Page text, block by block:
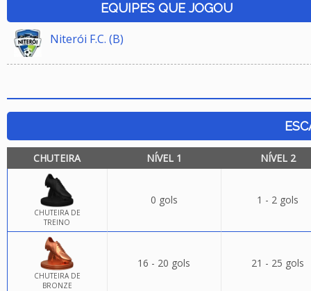
EQUIPES QUE JOGOU
Niterói F.C. (B)
CHUTEIRA NÍVEL 1 NÍVEL 2
CHUTEIRA DE
TREINO
0 gols 1 - 2 gols
CHUTEIRA DE
BRONZE
16 - 20 gols 21 - 25 gols